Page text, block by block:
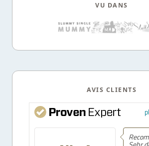
VU DANS
AVIS CLIENTS